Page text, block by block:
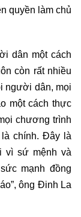
quyền làm chủ
dân một cách
còn rất nhiều
người dân, mọi
một cách thực
chương trình
là chính. Đây là
vì sứ mệnh và
mạnh đồng
ông Đinh La